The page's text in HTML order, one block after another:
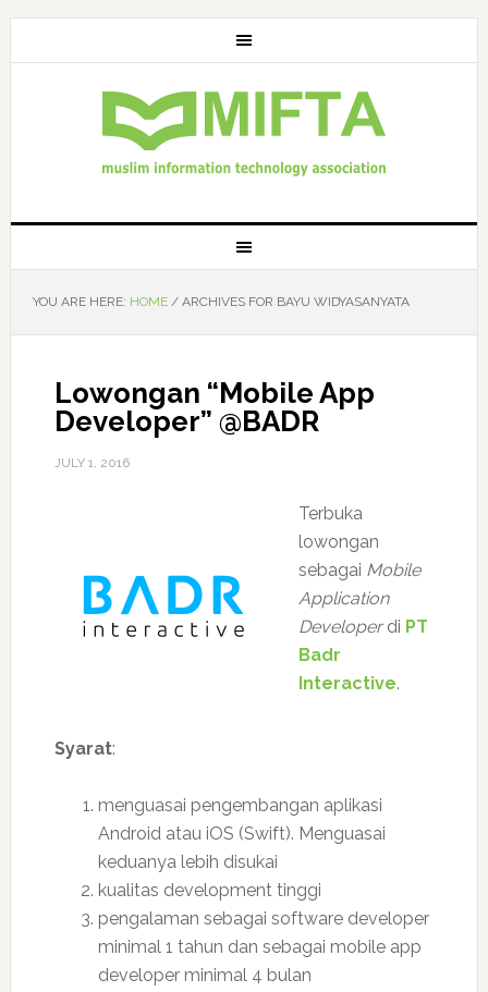
YOU ARE HERE: HOME /ARCHIVES FOR BAYU WIDYASANYATA
Lowongan “Mobile App
Developer” @BADR
JULY 1, 2016
Terbuka
lowongan
sebagai Mobile
Application
Developerdi PT
Badr
Interactive.
Syarat:
menguasai pengembangan aplikasi
Android atau iOS (Swift). Menguasai
keduanya lebih disukai
kualitas development tinggi
pengalaman sebagai software developer
minimal 1 tahun dan sebagai mobile app
developer minimal 4 bulan